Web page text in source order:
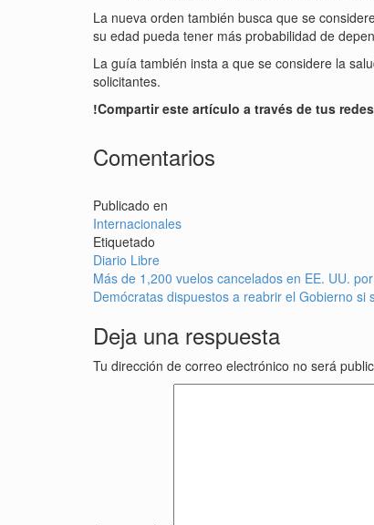
La nueva orden también busca que se
su edad pueda tener más probabilidad de
La guía también insta a que se considere la
solicitantes.
!Compartir este artículo a través de tus
Comentarios
Publicado en
Internacionales
Etiquetado
Diario Libre
Navegación
de
entradas
Más de 1,200 vuelos cancelados en EE. UU.
Demócratas dispuestos a reabrir el Gobierno
Deja una respuesta
Tu dirección de correo electrónico no será